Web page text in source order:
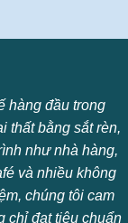
hàng đầu trong
thất bằng sắt rèn,
như nhà hàng,
và nhiều không
chúng tôi cam
chỉ đạt tiêu chuẩn